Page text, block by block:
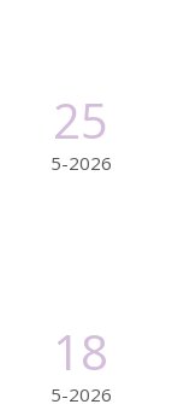
25
5-2026
18
5-2026